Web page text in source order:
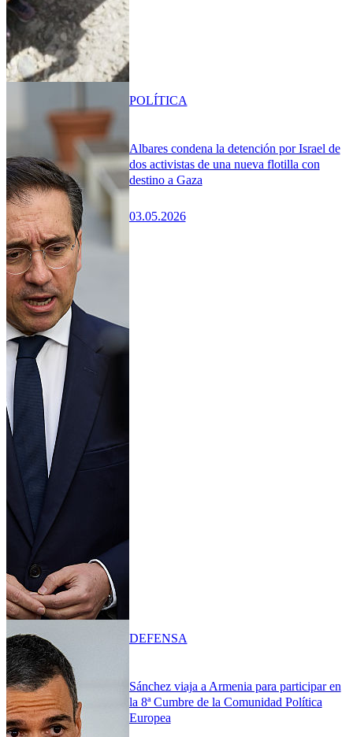
Albares condena la detención por Israel de
dos activistas de una nueva flotilla con
destino a Gaza
03.05.2026
POLÍTICA
Sánchez viaja a Armenia para participar en
la 8ª Cumbre de la Comunidad Política
Europea
DEFENSA